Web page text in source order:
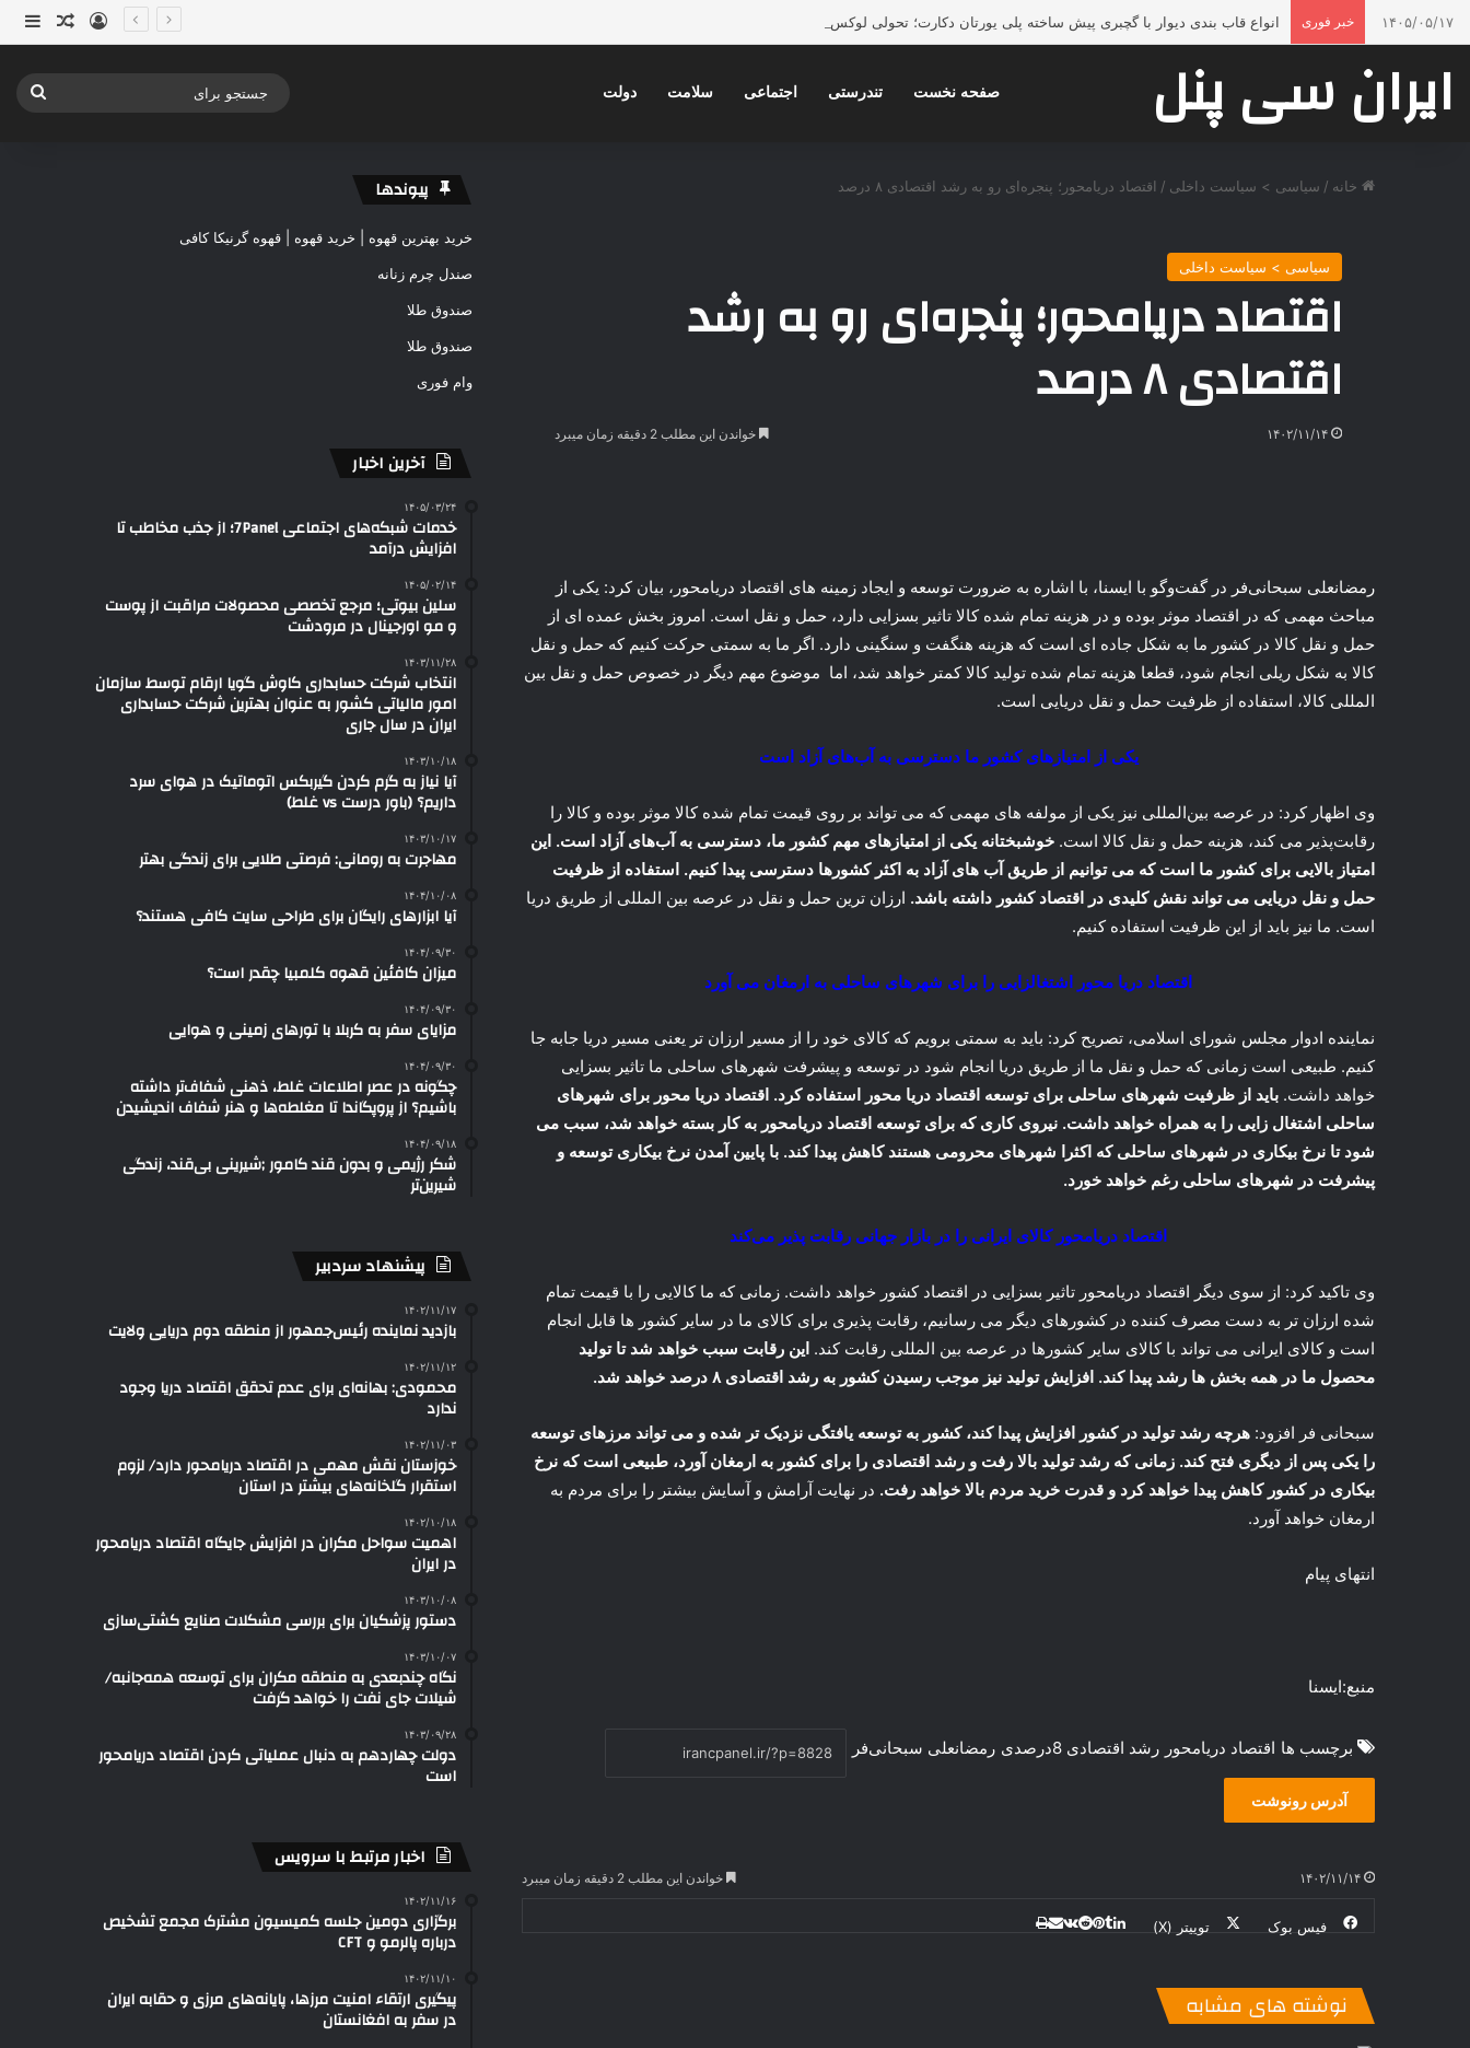
۱۴۰۵/۰۵/۱۷ خبر فوری انواع قاب بندی دیوار با گچبری پیش ساخته پلی یورتان دکارت؛ تحولی لوکس، فوری و بدون تخریب در دکوراسیون داخلی ورود نوشته
ایران سی پنل صفحه نخست تندرستی اجتماعی سلامت دولت
خانه / سیاسی > سیاست داخلی / اقتصاد دریامحور؛ پنجره‌ای رو به رشد اقتصادی ۸ درصد
سیاسی > سیاست داخلی
اقتصاد دریامحور؛ پنجره‌ای رو به رشد
اقتصادی ۸ درصد
۱۴۰۲/۱۱/۱۴ خواندن این مطلب 2 دقیقه زمان میبرد
رمضانعلی سبحانی‌فر در گفت‌وگو با ایسنا، با اشاره به ضرورت توسعه و ایجاد زمینه های اقتصاد دریامحور، بیان کرد: یکی از
مباحث مهمی که در اقتصاد موثر بوده و در هزینه تمام شده کالا تاثیر بسزایی دارد، حمل و نقل است. امروز بخش عمده ای از
حمل و نقل کالا در کشور ما به شکل جاده ای است که هزینه هنگفت و سنگینی دارد. اگر ما به سمتی حرکت کنیم که حمل و نقل
کالا به شکل ریلی انجام شود، قطعا هزینه تمام شده تولید کالا کمتر خواهد شد، اما موضوع مهم دیگر در خصوص حمل و نقل بین
المللی کالا، استفاده از ظرفیت حمل و نقل دریایی است.
یکی از امتیازهای کشور ما دسترسی به آب‌های آزاد است
وی اظهار کرد: در عرصه بین‌المللی نیز یکی از مولفه های مهمی که می تواند بر روی قیمت تمام شده کالا موثر بوده و کالا را
رقابت‌پذیر می کند، هزینه حمل و نقل کالا است. خوشبختانه یکی از امتیازهای مهم کشور ما، دسترسی به آب‌های آزاد است. این
امتیاز بالایی برای کشور ما است که می توانیم از طریق آب های آزاد به اکثر کشورها دسترسی پیدا کنیم. استفاده از ظرفیت
حمل و نقل دریایی می تواند نقش کلیدی در اقتصاد کشور داشته باشد. ارزان ترین حمل و نقل در عرصه بین المللی از طریق دریا
است. ما نیز باید از این ظرفیت استفاده کنیم.
اقتصاد دریا محور اشتغالزایی را برای شهرهای ساحلی به ارمغان می آورد
نماینده ادوار مجلس شورای اسلامی، تصریح کرد: باید به سمتی برویم که کالای خود را از مسیر ارزان تر یعنی مسیر دریا جابه جا
کنیم. طبیعی است زمانی که حمل و نقل ما از طریق دریا انجام شود در توسعه و پیشرفت شهرهای ساحلی ما تاثیر بسزایی
خواهد داشت. باید از ظرفیت شهرهای ساحلی برای توسعه اقتصاد دریا محور استفاده کرد. اقتصاد دریا محور برای شهرهای
ساحلی اشتغال زایی را به همراه خواهد داشت. نیروی کاری که برای توسعه اقتصاد دریامحور به کار بسته خواهد شد، سبب می
شود تا نرخ بیکاری در شهرهای ساحلی که اکثرا شهرهای محرومی هستند کاهش پیدا کند. با پایین آمدن نرخ بیکاری توسعه و
پیشرفت در شهرهای ساحلی رغم خواهد خورد.
اقتصاد دریامحور کالای ایرانی را در بازار جهانی رقابت پذیر می‌کند
وی تاکید کرد: از سوی دیگر اقتصاد دریامحور تاثیر بسزایی در اقتصاد کشور خواهد داشت. زمانی که ما کالایی را با قیمت تمام
شده ارزان تر به دست مصرف کننده در کشورهای دیگر می رسانیم، رقابت پذیری برای کالای ما در سایر کشور ها قابل انجام
است و کالای ایرانی می تواند با کالای سایر کشورها در عرصه بین المللی رقابت کند. این رقابت سبب خواهد شد تا تولید
محصول ما در همه بخش ها رشد پیدا کند. افزایش تولید نیز موجب رسیدن کشور به رشد اقتصادی ۸ درصد خواهد شد.
سبحانی فر افزود: هرچه رشد تولید در کشور افزایش پیدا کند، کشور به توسعه یافتگی نزدیک تر شده و می تواند مرزهای توسعه
را یکی پس از دیگری فتح کند. زمانی که رشد تولید بالا رفت و رشد اقتصادی را برای کشور به ارمغان آورد، طبیعی است که نرخ
بیکاری در کشور کاهش پیدا خواهد کرد و قدرت خرید مردم بالا خواهد رفت. در نهایت آرامش و آسایش بیشتر را برای مردم به
ارمغان خواهد آورد.
انتهای پیام
منبع:ایسنا
برچسب ها اقتصاد دریامحور رشد اقتصادی 8درصدی رمضانعلی سبحانی‌فر
آدرس رونوشت
۱۴۰۲/۱۱/۱۴ خواندن این مطلب 2 دقیقه زمان میبرد
فیس بوک توییتر (X)
نوشته های مشابه
پیوندها
خرید بهترین قهوه | خرید قهوه | قهوه گرنیکا کافی
صندل چرم زنانه
صندوق طلا
صندوق طلا
وام فوری
آخرین اخبار
۱۴۰۵/۰۳/۲۴
خدمات شبکه‌های اجتماعی 7Panel؛ از جذب مخاطب تا
افزایش درآمد
۱۴۰۵/۰۲/۱۴
سلین بیوتی؛ مرجع تخصصی محصولات مراقبت از پوست
و مو اورجینال در مرودشت
۱۴۰۳/۱۱/۲۸
انتخاب شرکت حسابداری کاوش گویا ارقام توسط سازمان
امور مالیاتی کشور به عنوان بهترین شرکت حسابداری
ایران در سال جاری
۱۴۰۳/۱۰/۱۸
آیا نیاز به گرم کردن گیربکس اتوماتیک در هوای سرد
داریم؟ (باور درست vs غلط)
۱۴۰۳/۱۰/۱۷
مهاجرت به رومانی: فرصتی طلایی برای زندگی بهتر
۱۴۰۴/۱۰/۰۸
آیا ابزارهای رایگان برای طراحی سایت کافی هستند؟
۱۴۰۴/۰۹/۳۰
میزان کافئین قهوه کلمبیا چقدر است؟
۱۴۰۴/۰۹/۳۰
مزایای سفر به کربلا با تورهای زمینی و هوایی
۱۴۰۴/۰۹/۳۰
چگونه در عصر اطلاعات غلط، ذهنی شفاف‌تر داشته
باشیم؟ از پروپگاندا تا مغلطه‌ها و هنر شفاف اندیشیدن
۱۴۰۴/۰۹/۱۸
شکر رژیمی و بدون قند کامور ;شیرینی بی‌قند، زندگی
شیرین‌تر
پیشنهاد سردبیر
۱۴۰۲/۱۱/۱۷
بازدید نماینده رئیس‌جمهور از منطقه دوم دریایی ولایت
۱۴۰۲/۱۱/۱۲
محمودی: بهانه‌ای برای عدم تحقق اقتصاد دریا وجود
ندارد
۱۴۰۲/۱۱/۰۳
خوزستان نقش مهمی در اقتصاد دریامحور دارد/ لزوم
استقرار گلخانه‌های بیشتر در استان
۱۴۰۲/۱۰/۱۸
اهمیت سواحل مکران در افزایش جایگاه اقتصاد دریامحور
در ایران
۱۴۰۳/۱۰/۰۸
دستور پزشکیان برای بررسی مشکلات صنایع کشتی‌سازی
۱۴۰۳/۱۰/۰۷
نگاه چندبعدی به منطقه مکران برای توسعه همه‌جانبه/
شیلات جای نفت را خواهد گرفت
۱۴۰۳/۰۹/۲۸
دولت چهاردهم به دنبال عملیاتی کردن اقتصاد دریامحور
است
اخبار مرتبط با سرویس
۱۴۰۲/۱۱/۱۶
برگزاری دومین جلسه کمیسیون مشترک مجمع تشخیص
درباره پالرمو و CFT
۱۴۰۲/۱۱/۱۰
پیگیری ارتقاء امنیت مرزها، پایانه‌های مرزی و حقابه ایران
در سفر به افغانستان